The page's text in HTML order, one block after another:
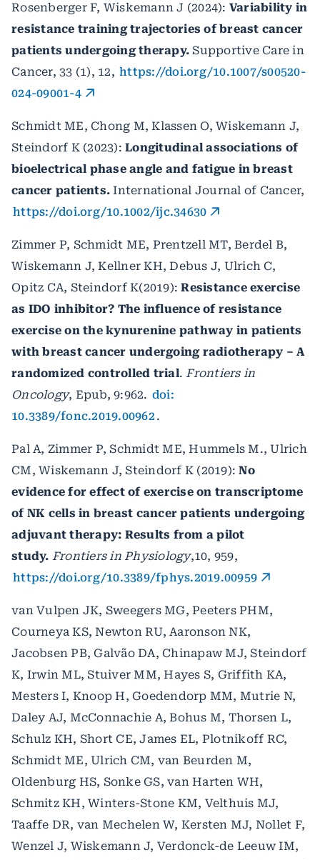
Rosenberger F, Wiskemann J (2024): Variability in
resistance training trajectories of breast cancer
patients undergoing therapy. Supportive Care in
Cancer, 33 (1), 12, https://doi.org/10.1007/s00520-
024-09001-4
Schmidt ME, Chong M, Klassen O, Wiskemann J,
Steindorf K (2023): Longitudinal associations of
bioelectrical phase angle and fatigue in breast
cancer patients. International Journal of Cancer,
https://doi.org/10.1002/ijc.34630
Zimmer P, Schmidt ME, Prentzell MT, Berdel B,
Wiskemann J, Kellner KH, Debus J, Ulrich C,
Opitz CA, Steindorf K(2019):Resistance exercise
as IDO inhibitor? The influence of resistance
exercise on the kynurenine pathway in patients
with breast cancer undergoing radiotherapy – A
randomized controlled trial. Frontiers in
Oncology, Epub, 9:962. doi:
10.3389/fonc.2019.00962.
Pal A, Zimmer P, Schmidt ME, Hummels M., Ulrich
CM, Wiskemann J, Steindorf K (2019):No
evidence for effect of exercise on transcriptome
of NK cells in breast cancer patients undergoing
adjuvant therapy: Results from a pilot
study. Frontiers in Physiology,10, 959,
https://doi.org/10.3389/fphys.2019.00959
van Vulpen JK, Sweegers MG, Peeters PHM,
Courneya KS, Newton RU, Aaronson NK,
Jacobsen PB, Galvão DA, Chinapaw MJ, Steindorf
K, Irwin ML, Stuiver MM, Hayes S, Griffith KA,
Mesters I, Knoop H, Goedendorp MM, Mutrie N,
Daley AJ, McConnachie A, Bohus M, Thorsen L,
Schulz KH, Short CE, James EL, Plotnikoff RC,
Schmidt ME, Ulrich CM, van Beurden M,
Oldenburg HS, Sonke GS, van Harten WH,
Schmitz KH, Winters-Stone KM, Velthuis MJ,
Taaffe DR, van Mechelen W, Kersten MJ, Nollet F,
Wenzel J, Wiskemann J, Verdonck-de Leeuw IM,